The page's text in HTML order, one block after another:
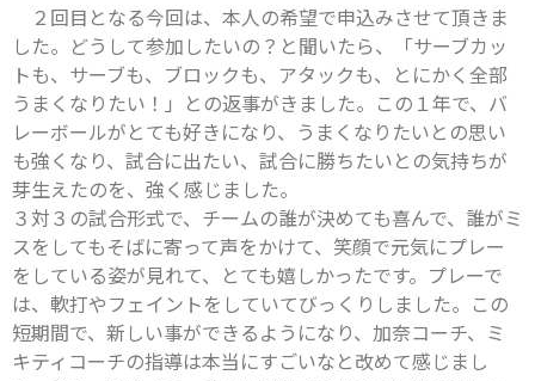
２回目となる今回は、本人の希望で申込みさせて頂きま
した。どうして参加したいの？と聞いたら、「サーブカッ
トも、サーブも、ブロックも、アタックも、とにかく全部
うまくなりたい！」との返事がきました。この１年で、バ
レーボールがとても好きになり、うまくなりたいとの思い
も強くなり、試合に出たい、試合に勝ちたいとの気持ちが
芽生えたのを、強く感じました。
３対３の試合形式で、チームの誰が決めても喜んで、誰がミ
スをしてもそばに寄って声をかけて、笑顔で元気にプレー
をしている姿が見れて、とても嬉しかったです。プレーで
は、軟打やフェイントをしていてびっくりしました。この
短期間で、新しい事ができるようになり、加奈コーチ、ミ
キティコーチの指導は本当にすごいなと改めて感じまし